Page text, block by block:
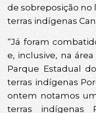
de sobreposição no
terras indígenas
“Já foram
e, inclusive, na
Parque Estadual
terras indígenas
ontem notamos
terras indígenas